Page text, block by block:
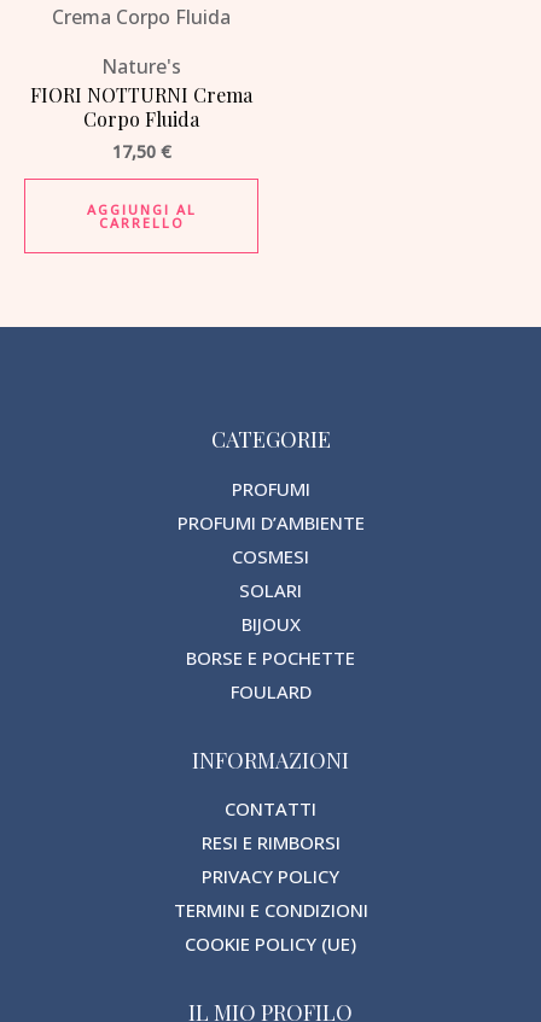
Nature's
FIORI NOTTURNI Crema
Corpo Fluida
17,50 €
AGGIUNGI AL
CARRELLO
CATEGORIE
PROFUMI
PROFUMI D’AMBIENTE
COSMESI
SOLARI
BIJOUX
BORSE E POCHETTE
FOULARD
INFORMAZIONI
CONTATTI
RESI E RIMBORSI
PRIVACY POLICY
TERMINI E CONDIZIONI
COOKIE POLICY (UE)
IL MIO PROFILO